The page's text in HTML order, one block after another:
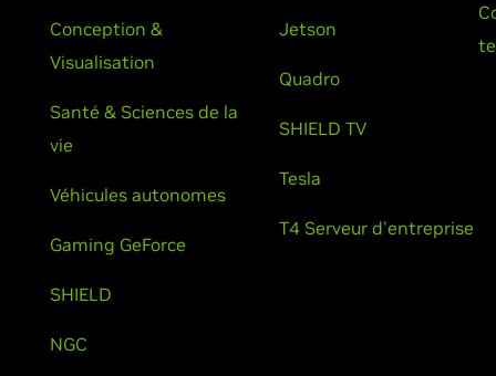
Conception &
Visualisation
Santé & Sciences de la
vie
Véhicules autonomes
Gaming GeForce
SHIELD
NGC
Jetson
Quadro
SHIELD TV
Tesla
T4 Serveur d'entreprise